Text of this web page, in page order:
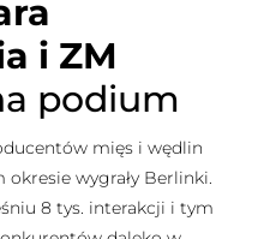
i ZM
a podium
mięs i wędlin
wygrały Berlinki.
8 tys. interakcji i tym